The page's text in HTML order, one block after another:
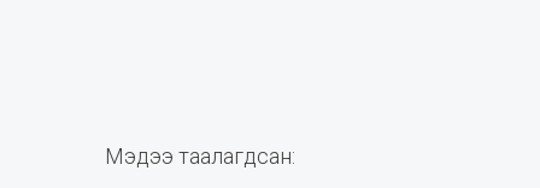
Мэдээ таалагдсан: